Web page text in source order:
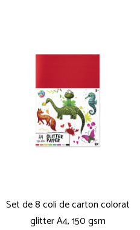
Set de 8 coli de carton colorat
glitter A4, 150 gsm